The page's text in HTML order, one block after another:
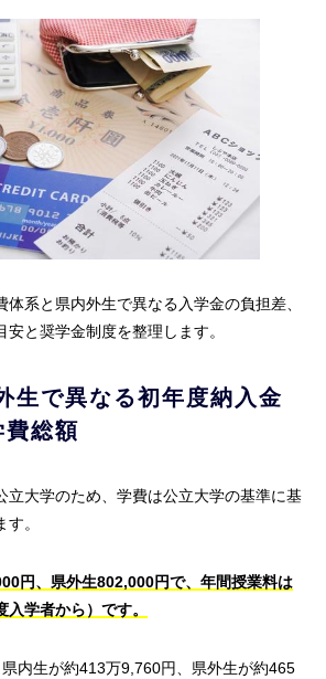
系と県内外生で異なる入学金の負担差、
と奨学金制度を整理します。
生で異なる初年度納入金
費総額
立大学のため、学費は公立大学の基準に基
。
円、県外生802,000円で、年間授業料は
学者から）です。
内生が約413万9,760円、県外生が約465